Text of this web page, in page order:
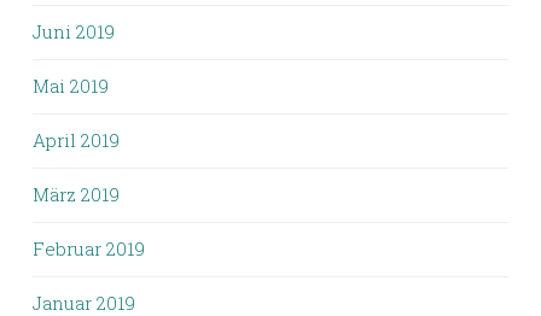
Juni 2019
Mai 2019
April 2019
März 2019
Februar 2019
Januar 2019